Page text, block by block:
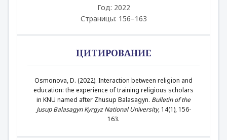
Год: 2022
Страницы: 156–163
ЦИТИРОВАНИЕ
Osmonova, D. (2022). Interaction between religion and
education: the experience of training religious scholars
in KNU named after Zhusup Balasagyn. Bulletin of the
Jusup Balasagyn Kyrgyz National University, 14(1), 156-
163.